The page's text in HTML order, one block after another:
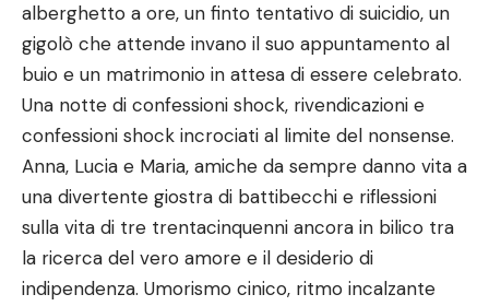
alberghetto a ore, un finto tentativo di suicidio, un
gigolò che attende invano il suo appuntamento al
buio e un matrimonio in attesa di essere celebrato.
Una notte di confessioni shock, rivendicazioni e
confessioni shock incrociati al limite del nonsense.
Anna, Lucia e Maria, amiche da sempre danno vita a
una divertente giostra di battibecchi e riflessioni
sulla vita di tre trentacinquenni ancora in bilico tra
la ricerca del vero amore e il desiderio di
indipendenza. Umorismo cinico, ritmo incalzante